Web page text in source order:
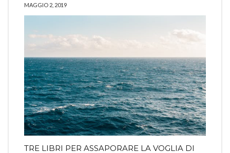
MAGGIO 2, 2019
TRE LIBRI PER ASSAPORARE LA VOGLIA DI